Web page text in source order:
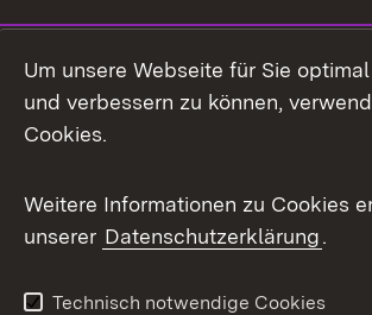
Facebook
X / Twitter
Youtube
Um unsere Webseite für Sie
und verbessern zu können,
Cookies.
Weitere Informationen zu Cookies
unserer Datenschutzerklärung.
Technisch notwendige Cookies